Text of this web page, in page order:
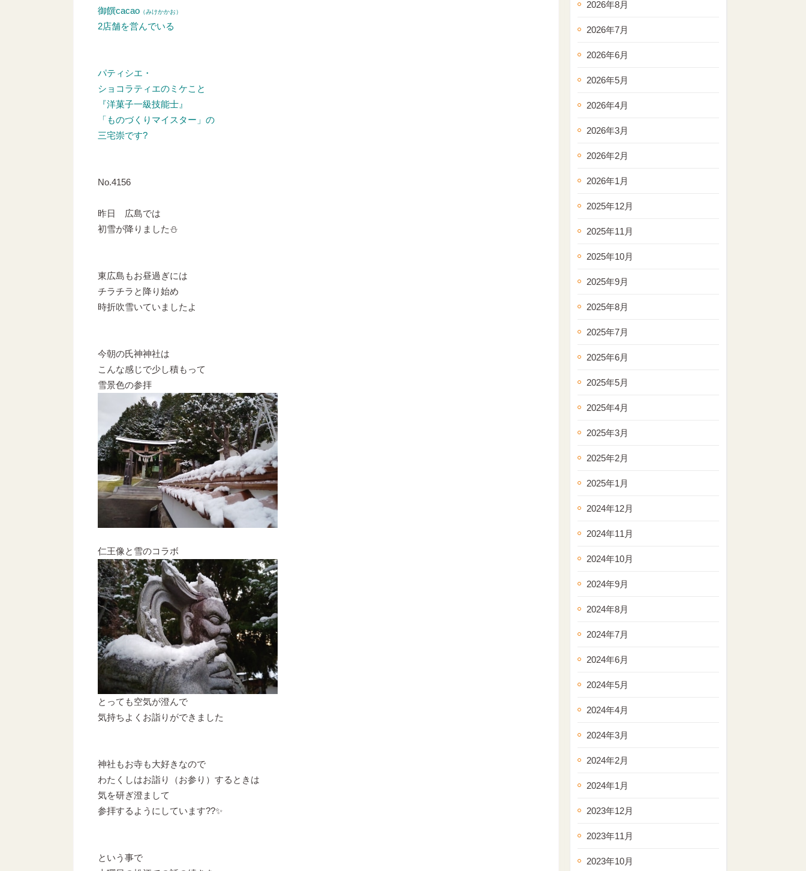
御饌cacao （みけかかお）
2店舗を営んでいる
パティシエ・
ショコラティエのミケこと
『洋菓子一級技能士』
「ものづくりマイスター」の
三宅崇です?
No.4156
昨日 広島では
初雪が降りました⛄
東広島もお昼過ぎには
チラチラと降り始め
時折吹雪いていましたよ
今朝の氏神神社は
こんな感じで少し積もって
雪景色の参拝
仁王像と雪のコラボ
とっても空気が澄んで
気持ちよくお詣りができました
神社もお寺も大好きなので
わたくしはお詣り（お参り）するときは
気を研ぎ澄まして
参拝するようにしています??✨
という事で
2026年8月
2026年7月
2026年6月
2026年5月
2026年4月
2026年3月
2026年2月
2026年1月
2025年12月
2025年11月
2025年10月
2025年9月
2025年8月
2025年7月
2025年6月
2025年5月
2025年4月
2025年3月
2025年2月
2025年1月
2024年12月
2024年11月
2024年10月
2024年9月
2024年8月
2024年7月
2024年6月
2024年5月
2024年4月
2024年3月
2024年2月
2024年1月
2023年12月
2023年11月
2023年10月